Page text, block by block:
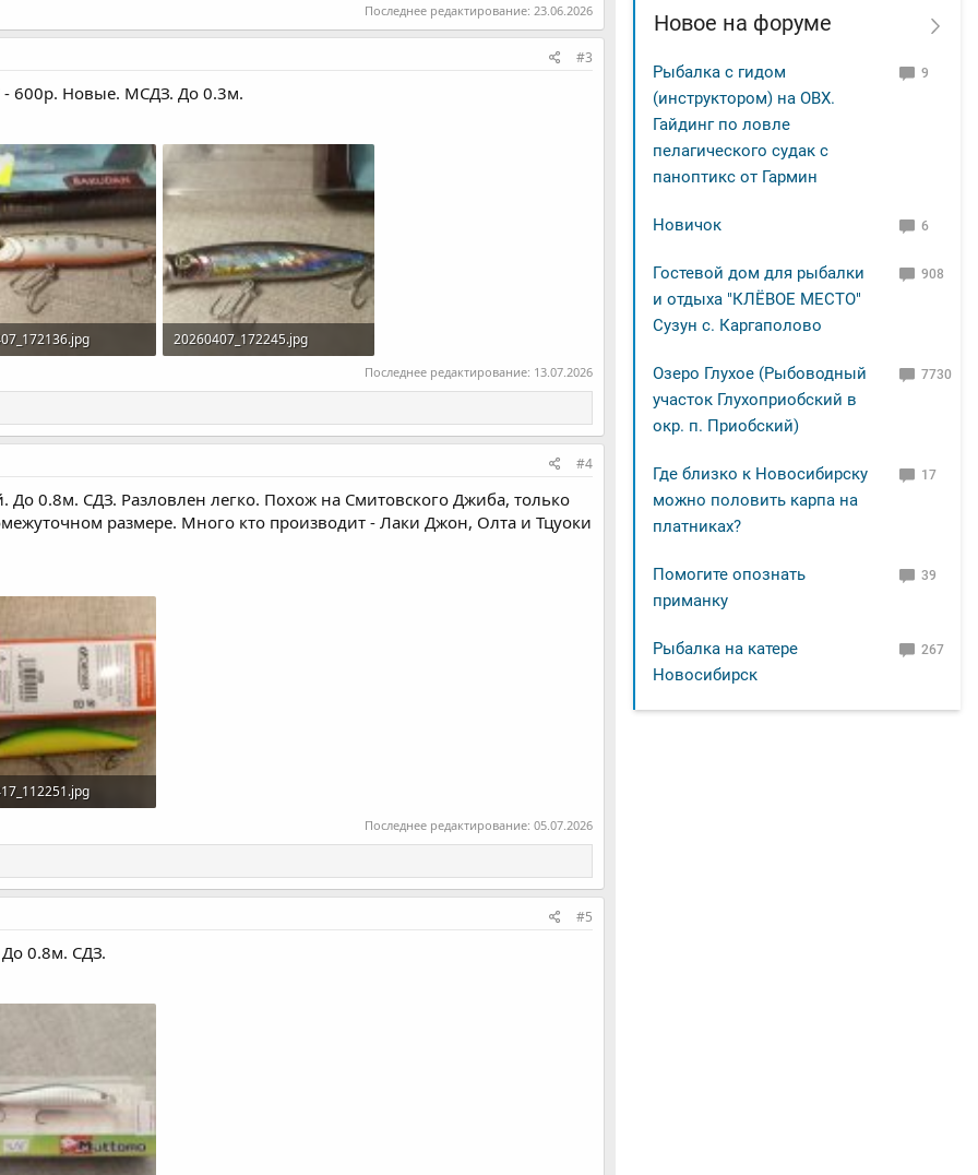
Последнее редактирование: 23.06.2026
#3
- 600р. Новые. МСДЗ. До 0.3м.
20260407_172245.jpg
Последнее редактирование: 13.07.2026
#4
До 0.8м. СДЗ. Разловлен легко. Похож на Смитовского Джиба, только
размере. Много кто производит - Лаки Джон, Олта и Тцуоки
Последнее редактирование: 05.07.2026
#5
0.8м. СДЗ.
Новое на форуме
Рыбалка с гидом
(инструктором) на ОВХ.
Гайдинг по ловле
пелагического судак с
паноптикс от Гармин
9
Новичок 6
Гостевой дом для рыбалки
и отдыха "КЛЁВОЕ МЕСТО"
Сузун с. Каргаполово
908
Озеро Глухое (Рыбоводный
участок Глухоприобский в
окр. п. Приобский)
7730
Где близко к Новосибирску
можно половить карпа на
платниках?
17
Помогите опознать
приманку
39
Рыбалка на катере
Новосибирск
267